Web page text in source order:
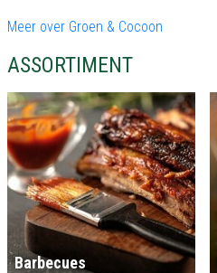
Meer over Groen & Cocoon
ASSORTIMENT
Barbecues